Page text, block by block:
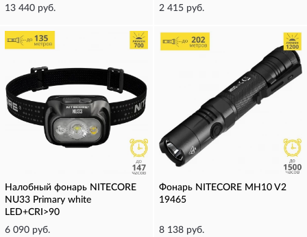
13 440 руб.
2 415 руб.
Налобный фонарь NITECORE
NU33 Primary white
LED+CRI>90
6 090 руб.
Фонарь NITECORE MH10 V2
19465
8 138 руб.